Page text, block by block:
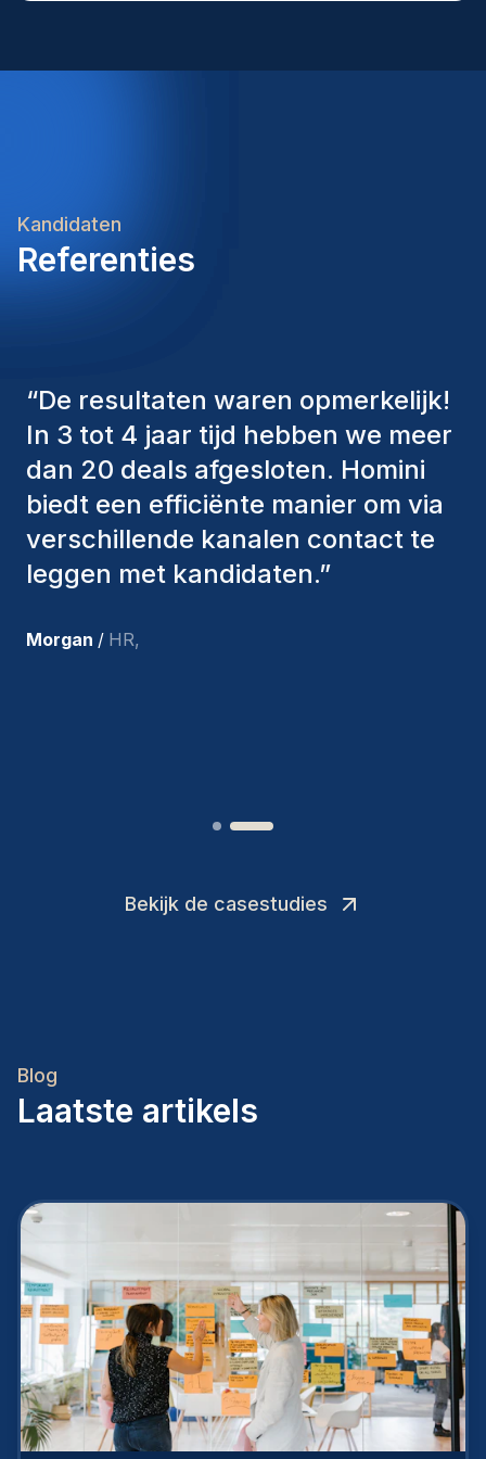
begeleidingEen aantrekkelijk salarispakket
Kandidaten
Referenties
“De consultants van Homini
hebben altijd verschillende
factoren in overweging genomen
om ons de juiste kandidaten aan te
bieden. De mensen die we hebben
aangenomen, zijn nog steeds bij
tevreden met de recente
Bekijk de casestudies
Blog
Laatste artikels